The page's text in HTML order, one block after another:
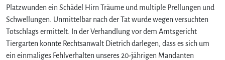
Platzwunden ein Schädel Hirn Träume und multiple Prellungen und
Schwellungen. Unmittelbar nach der Tat wurde wegen versuchten
Totschlags ermittelt. In der Verhandlung vor dem Amtsgericht
Tiergarten konnte Rechtsanwalt Dietrich darlegen, dass es sich um
ein einmaliges Fehlverhalten unseres 20-jährigen Mandanten